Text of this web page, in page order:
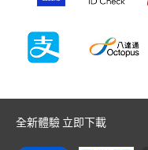
全新體驗 立即下載